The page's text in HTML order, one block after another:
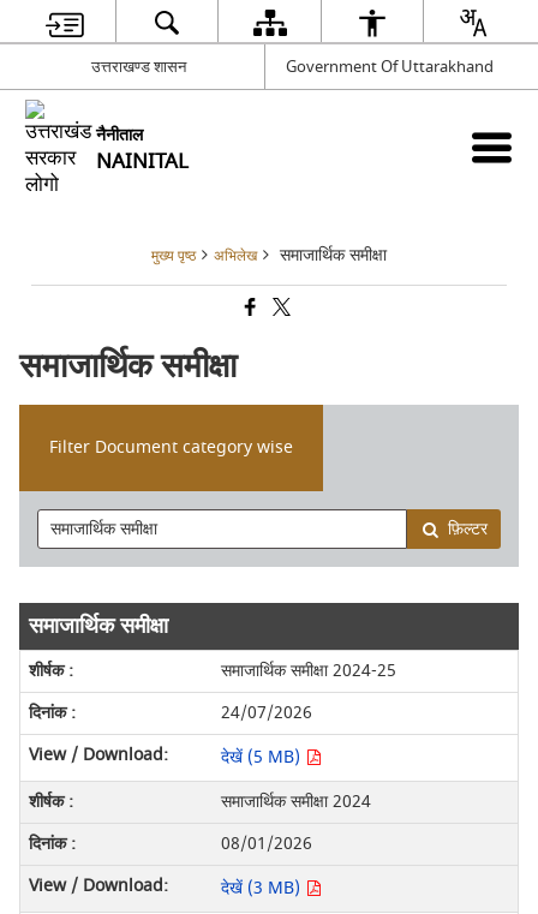
उत्तराखण्ड शासन Government Of Uttarakhand
नैनीताल
NAINITAL
मुख्य पृष्ठ अभिलेख समाजार्थिक समीक्षा
समाजार्थिक समीक्षा
Filter Document category wise
फ़िल्टर
समाजार्थिक समीक्षा
समाजार्थिक समीक्षा 2024-25
24/07/2026
देखें (5 MB)
समाजार्थिक समीक्षा 2024
08/01/2026
देखें (3 MB)